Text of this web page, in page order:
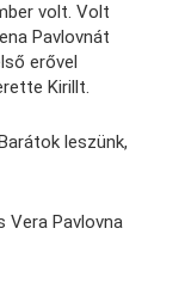
volt. Volt
Pavlovnát
erővel
Kirillt.
leszünk,
Vera Pavlovna